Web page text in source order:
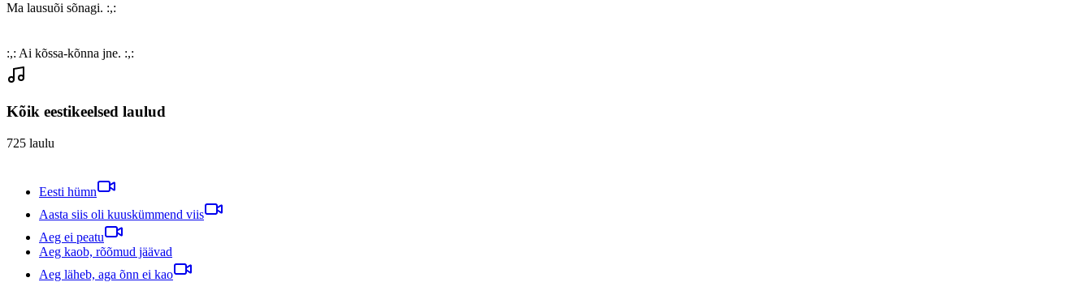
Ma lausuõi sõnagi. :,:
:,: Ai kõssa-kõnna jne. :,:
Kõik eestikeelsed laulud
725 laulu
Eesti hümn
Aasta siis oli kuuskümmend viis
Aeg ei peatu
Aeg kaob, rõõmud jäävad
Aeg läheb, aga õnn ei kao